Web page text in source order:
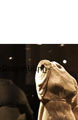
«Ձուլողները»